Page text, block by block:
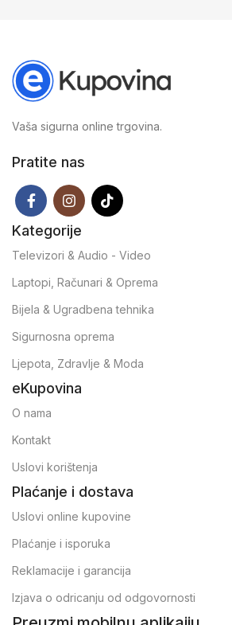
Vaša sigurna online trgovina.
Pratite nas
Kategorije
Televizori & Audio - Video
Laptopi, Računari & Oprema
Bijela & Ugradbena tehnika
Sigurnosna oprema
Ljepota, Zdravlje & Moda
eKupovina
O nama
Kontakt
Uslovi korištenja
Plaćanje i dostava
Uslovi online kupovine
Plaćanje i isporuka
Reklamacije i garancija
Izjava o odricanju od odgovornosti